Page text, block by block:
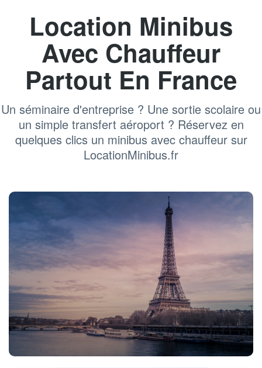
Location Minibus
Avec Chauffeur
Partout En France
Un séminaire d'entreprise ? Une sortie scolaire ou
un simple transfert aéroport ? Réservez en
quelques clics un minibus avec chauffeur sur
LocationMinibus.fr